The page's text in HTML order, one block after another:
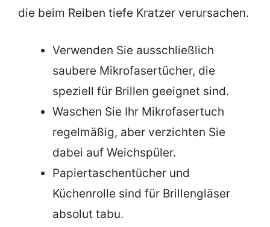
die beim Reiben tiefe Kratzer verursachen.
Verwenden Sie ausschließlich
saubere Mikrofasertücher, die
speziell für Brillen geeignet sind.
Waschen Sie Ihr Mikrofasertuch
regelmäßig, aber verzichten Sie
dabei auf Weichspüler.
Papiertaschentücher und
Küchenrolle sind für Brillengläser
absolut tabu.